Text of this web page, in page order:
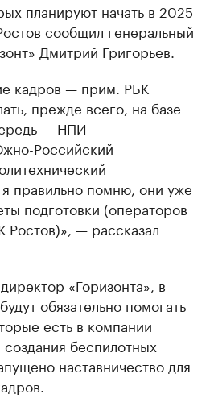
планируют начать в 2025
сообщил генеральный
Дмитрий Григорьев.
кадров — прим. РБК
прежде всего, на базе
— НПИ
Российский
правильно помню, они уже
подготовки (операторов
— рассказал
«Горизонта», в
обязательно помогать
есть в компании
беспилотных
наставничество для